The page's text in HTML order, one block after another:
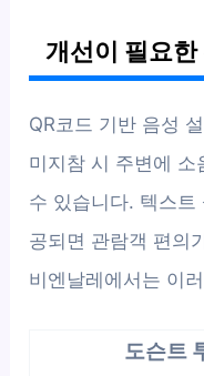
개선이 필요한
QR코드 기반 음성
미지참 시 주변에 소
수 있습니다. 텍스트
공되면 관람객 편의
비엔날레에서는 이
도슨트